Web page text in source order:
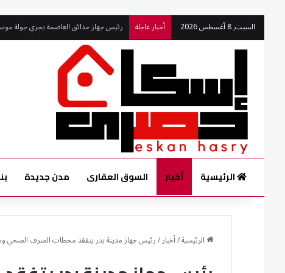
السبت, 8 أغسطس 2026 أخبار عاجلة رئيس جهاز حدائق العاصمة يجري جولة
الرئيسية أخبار السوق العقارى مدن جديدة
الرئيسية/أخبار/رئيس جهاز مدينة بدر يتفقد محطات الصرف الصحي